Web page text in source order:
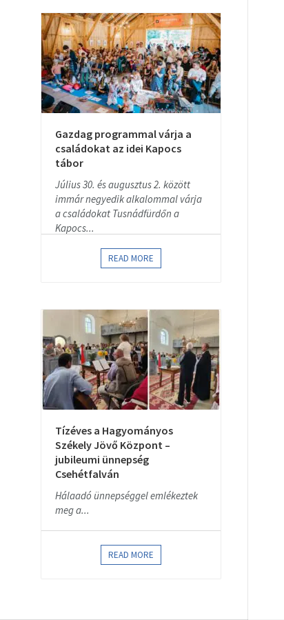
Gazdag programmal várja a
családokat az idei Kapocs
tábor
Július 30. és augusztus 2. között
immár negyedik alkalommal várja
a családokat Tusnádfürdőn a
Kapocs...
READ MORE
Tízéves a Hagyományos
Székely Jövő Központ –
jubileumi ünnepség
Csehétfalván
Hálaadó ünnepséggel emlékeztek
meg a...
READ MORE